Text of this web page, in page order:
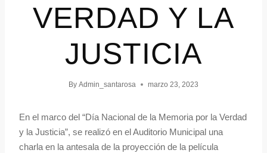
VERDAD Y LA
JUSTICIA
By Admin_santarosa marzo 23, 2023
En el marco del “Día Nacional de la Memoria por la Verdad
y la Justicia”, se realizó en el Auditorio Municipal una
charla en la antesala de la proyección de la película